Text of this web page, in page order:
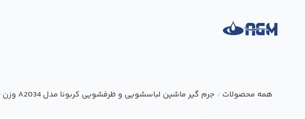
همه محصولات / جرم گیر ماشین لباسشویی و ظرفشویی کربونا مدل A2034 وزن 50 گرم بسته 5 عددی